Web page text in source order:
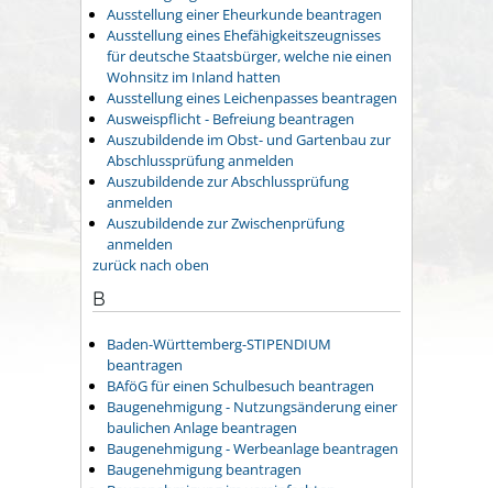
Ausstellung einer Eheurkunde beantragen
Ausstellung eines Ehefähigkeitszeugnisses
für deutsche Staatsbürger, welche nie einen
Wohnsitz im Inland hatten
Ausstellung eines Leichenpasses beantragen
Ausweispflicht - Befreiung beantragen
Auszubildende im Obst- und Gartenbau zur
Abschlussprüfung anmelden
Auszubildende zur Abschlussprüfung
anmelden
Auszubildende zur Zwischenprüfung
anmelden
zurück nach oben
B
Baden-Württemberg-STIPENDIUM
beantragen
BAföG für einen Schulbesuch beantragen
Baugenehmigung - Nutzungsänderung einer
baulichen Anlage beantragen
Baugenehmigung - Werbeanlage beantragen
Baugenehmigung beantragen